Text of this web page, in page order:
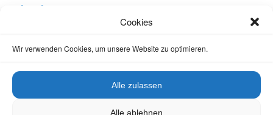
Cookies
Wir verwenden Cookies, um unsere Website zu optimieren.
Alle zulassen
Alle ablehnen
Insekten
Natur Oberfranken
Unterricht
Vortrag Wachs